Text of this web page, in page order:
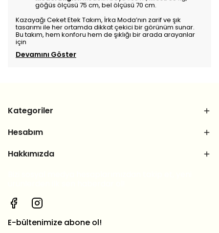
göğüs ölçüsü 75 cm, bel ölçüsü 70 cm.
Kazayağı Ceket Etek Takım, İrka Moda’nın zarif ve şık
tasarımı ile her ortamda dikkat çekici bir görünüm sunar.
Bu takım, hem konforu hem de şıklığı bir arada arayanlar
için
Devamını Göster
Kategoriler
Hesabım
Hakkımızda
E-bültenimize abone ol!